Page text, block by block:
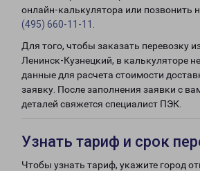
онлайн-калькулятора или позвонить
(495) 660-11-11
Для того, чтобы заказать перевозку
Ленинск-Кузнецкий, в калькуляторе
данные для расчета стоимости
заявку. После заполнения заявки с
деталей свяжется специалист ПЭК.
Узнать тариф и срок
Чтобы узнать тариф, укажите город